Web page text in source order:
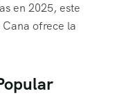
en 2025, este
ofrece la